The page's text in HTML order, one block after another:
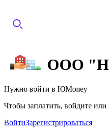
ООО
Нужно войти в ЮMoney
Чтобы заплатить, войдите
ВойтиЗарегистрироваться